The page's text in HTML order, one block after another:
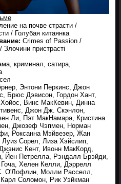
на почве страсти /
/ Голубая китаянка
Crimes of Passion /
пристрасті
криминал, сатира,
Энтони Перкинс, Джон
Брюс Дэвисон, Гордон Хант,
Винс МакКевин, Динна
Джон Дж. Скэнлон,
Ли, Пэт МакНамара, Кристина
Джозеф Чэпмен, Норман
Роксанна Мэйвезер, Жан
Сорел, Лиза Хэйслип,
Кент, Ивонн МакКорд,
Йен Петрелла, Рэндалл Брэйди,
Хелен Келли, Дэррелл
О'Лофлин, Молли Расселл,
Соломон, Рик Уэйкман